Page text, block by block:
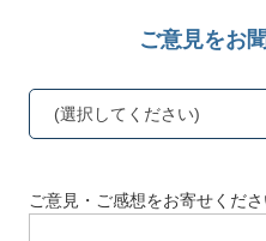
ご意見をお
(選択してください)
ご意見・ご感想をお寄せくだ